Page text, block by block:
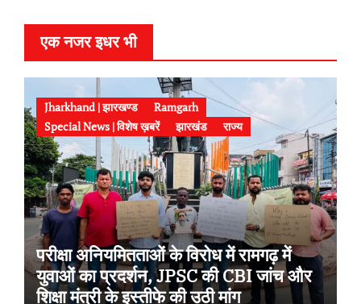
एक नजर इधर भी
Jharkhand | झारखण्ड
Ramgarh
Special News | विशेष ख़बरें
झारखंड राज्य
परीक्षा अनियमितताओं के विरोध में रामगढ़ में
युवाओं का प्रदर्शन, JPSC की CBI जांच और
शिक्षा मंत्री के इस्तीफे की उठी मांग